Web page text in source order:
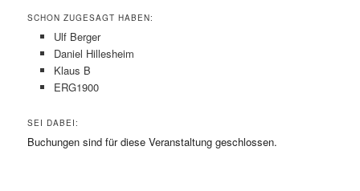
SCHON ZUGESAGT HABEN:
Ulf Berger
Daniel Hillesheim
Klaus B
ERG1900
SEI DABEI:
Buchungen sind für diese Veranstaltung geschlossen.